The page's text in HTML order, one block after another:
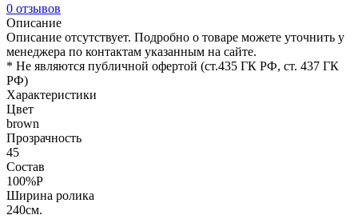
0 отзывов
Описание
Описание отсутствует. Подробно о товаре можете уточнить у
менеджера по контактам указанным на сайте.
* Не являются публичной офертой (ст.435 ГК РФ, cт. 437 ГК
РФ)
Характеристики
Цвет
brown
Прозрачность
45
Состав
100%P
Ширина ролика
240см.